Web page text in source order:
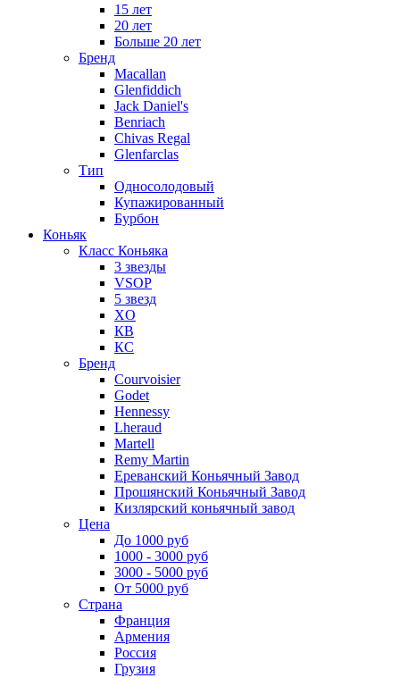
15 лет
20 лет
Больше 20 лет
Бренд
Macallan
Glenfiddich
Jack Daniel's
Benriach
Chivas Regal
Glenfarclas
Тип
Односолодовый
Купажированный
Бурбон
Коньяк
Класс Коньяка
3 звезды
VSOP
5 звезд
XO
КВ
КС
Бренд
Courvoisier
Godet
Hennessy
Lheraud
Martell
Remy Martin
Ереванский Коньячный Завод
Прошянский Коньячный Завод
Кизлярский коньячный завод
Цена
До 1000 руб
1000 - 3000 руб
3000 - 5000 руб
От 5000 руб
Страна
Франция
Армения
Россия
Грузия